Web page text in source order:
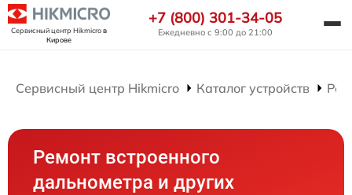
Сервисный центр Hikmicroв
Кирове
+7 (800) 301-34-05
Ежедневно с 9:00 до 21:00
Сервисный центр Hikmicro Каталог устройств
Ремонт встроенного
дальнометра и других